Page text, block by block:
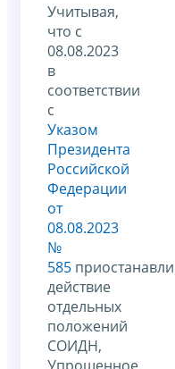
Учитывая,
что с
08.08.2023
в
соответствии
с
Указом
Президента
Российской
Федерации
от
08.08.2023
№
585
действие
отдельных
положений
СОИДН,